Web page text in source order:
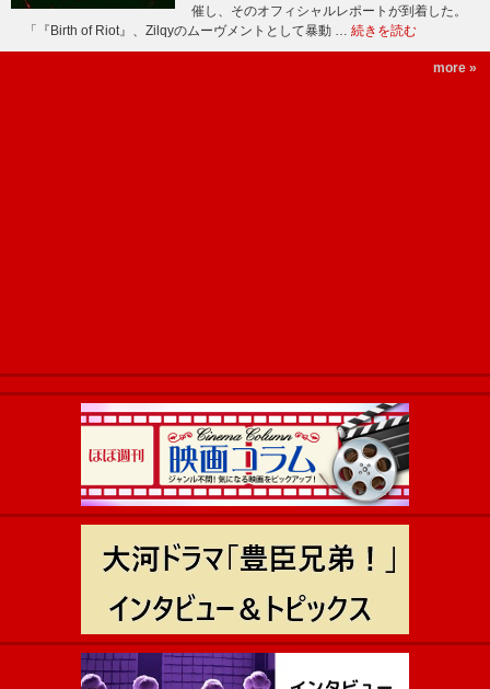
催し、そのオフィシャルレポートが到着した。
「『Birth of Riot』、Zilqyのムーヴメントとして暴動 … 続きを読む
more »